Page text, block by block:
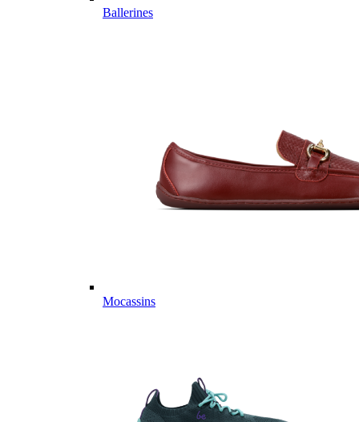
Ballerines
Mocassins